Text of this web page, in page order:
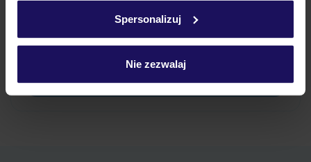
Spersonalizuj
Nie zezwalaj
Jak zmienić uczestników/osobę zgłaszającą?
Czy w Hotelu będzie przedstawiciel TUI?
Na jakiej podstawie i gdzie otrzymam karty
Zobacz więcej